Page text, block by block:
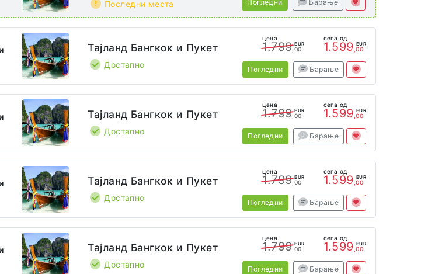
Последни места Погледни Барање
Тајланд Бангкок и Пукет
Достапно
цена
1.799 EUR
,00
сега од
1.599 EUR
,00
Погледни Барање
Тајланд Бангкок и Пукет
Достапно
цена
1.799 EUR
,00
сега од
1.599 EUR
,00
Погледни Барање
Тајланд Бангкок и Пукет
Достапно
цена
1.799 EUR
,00
сега од
1.599 EUR
,00
Погледни Барање
Тајланд Бангкок и Пукет
Достапно
цена
1.799 EUR
,00
сега од
1.599 EUR
,00
Погледни Барање